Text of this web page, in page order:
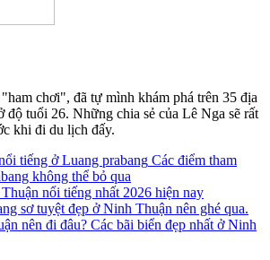
chơi", đã tự mình khám phá trên 35 địa
độ tuổi 26. Những chia sẻ của Lê Nga sẽ rất
khi đi du lịch đấy.
Các điểm tham
không thể bỏ qua
nổi tiếng nhất 2026 hiện nay